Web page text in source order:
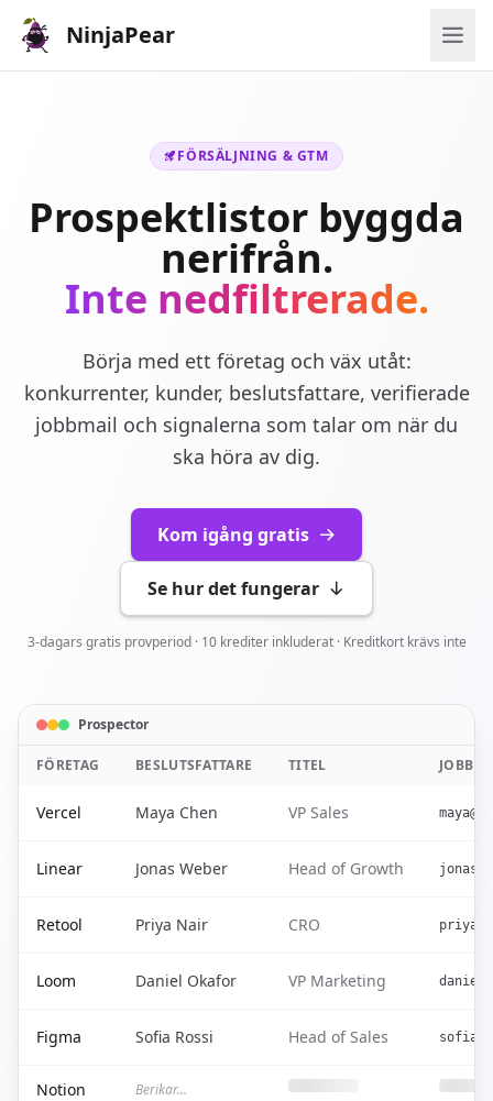
NinjaPear
FÖRSÄLJNING & GTM
Prospektlistor byggda
nerifrån.
Inte nedfiltrerade.
Börja med ett företag och väx utåt:
konkurrenter, kunder, beslutsfattare, verifierade
jobbmail och signalerna som talar om när du
ska höra av dig.
Kom igång gratis
Se hur det fungerar
3-dagars gratis provperiod · 10 krediter inkluderat · Kreditkort krävs inte
Prospector
FÖRETAG BESLUTSFATTARE TITEL
Vercel Maya Chen VP Sales
Linear Jonas Weber Head of Growth
Retool Priya Nair CRO
Loom Daniel Okafor VP Marketing
Figma Sofia Rossi Head of Sales
Notion Berikar...